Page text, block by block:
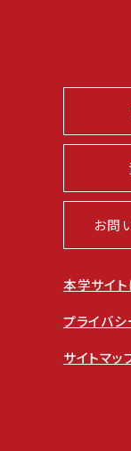
お問
本学サイ
プライバ
サイトマッ